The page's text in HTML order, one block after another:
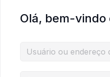
Olá, bem-vindo